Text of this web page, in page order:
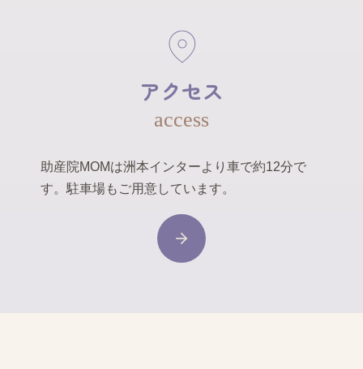
アクセス
access
助産院MOMは洲本インターより車で約12分で
す。駐車場もご用意しています。